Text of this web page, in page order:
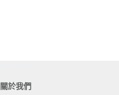
關於我們